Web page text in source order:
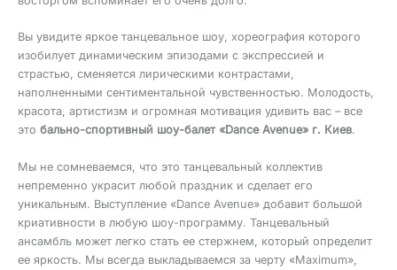
Вы увидите яркое танцевальное шоу, хореография которого
изобилует динамическим эпизодами с экспрессией и
страстью, сменяется лирическими контрастами,
наполненными сентиментальной чувственностью. Молодость,
красота, артистизм и огромная мотивация удивить вас – все
это бально-спортивный шоу-балет «Dance Avenue» г. Киев.
Мы не сомневаемся, что это танцевальный коллектив
непременно украсит любой праздник и сделает его
уникальным. Выступление «Dance Avenue» добавит большой
криативности в любую шоу-программу. Танцевальный
ансамбль может легко стать ее стержнем, который определит
ее яркость. Мы всегда выкладываемся за черту «Maximum»,